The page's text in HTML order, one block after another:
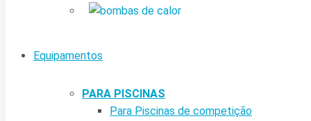
Equipamentos
PARA PISCINAS
Para Piscinas de competição